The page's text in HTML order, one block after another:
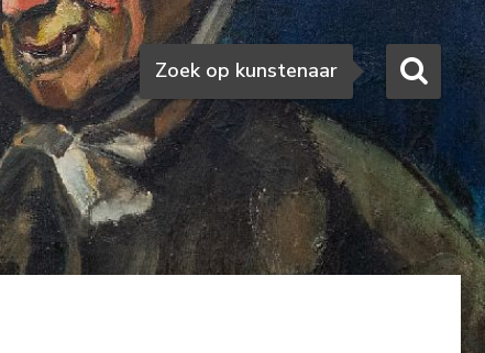
Zoeken
Zoek op kunstenaar